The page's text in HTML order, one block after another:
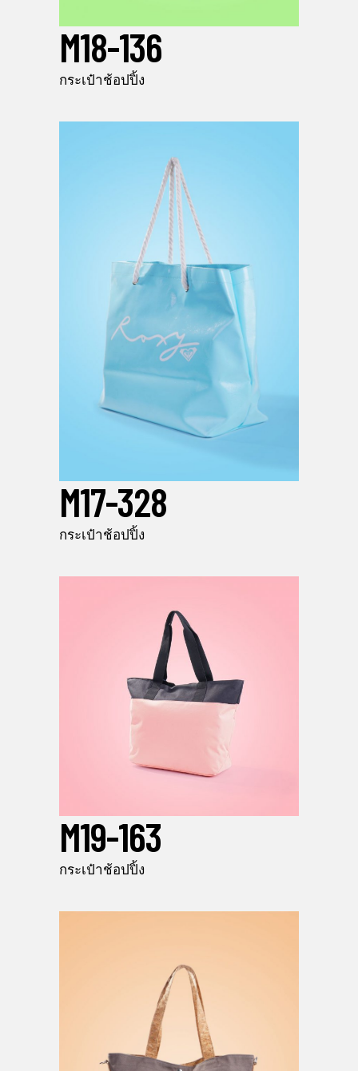
M18-136
กระเป๋าช้อปปิ้ง
M17-328
กระเป๋าช้อปปิ้ง
M19-163
กระเป๋าช้อปปิ้ง